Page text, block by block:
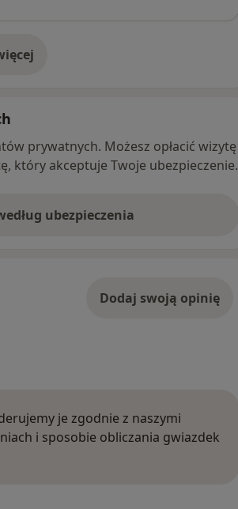
adresie
prywatnych. Możesz opłacić wizytę
który akceptuje Twoje ubezpieczenie.
ubezpieczenia
Dodaj swoją opinię
je zgodnie z naszymi
i sposobie obliczania gwiazdek